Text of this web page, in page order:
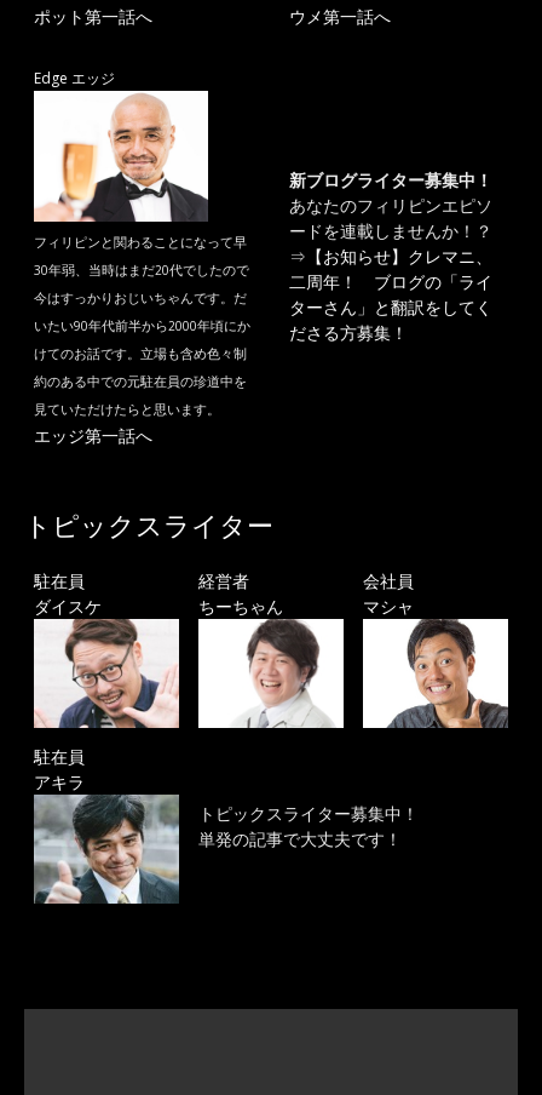
ポット第一話へ ウメ第一話へ
Edge エッジ
フィリピンと関わることになって早
30年弱、当時はまだ20代でしたので
今はすっかりおじいちゃんです。だ
いたい90年代前半から2000年頃にか
けてのお話です。立場も含め色々制
約のある中での元駐在員の珍道中を
見ていただけたらと思います。
エッジ第一話へ
新ブログライター募集中！
あなたのフィリピンエピソ
ードを連載しませんか！？
⇒ 【お知らせ】クレマニ、
二周年！ ブログの「ライ
ターさん」と翻訳をしてく
ださる方募集！
トピックスライター
駐在員
ダイスケ
経営者
ちーちゃん
会社員
マシャ
駐在員
アキラ
トピックスライター募集中！
単発の記事で大丈夫です！